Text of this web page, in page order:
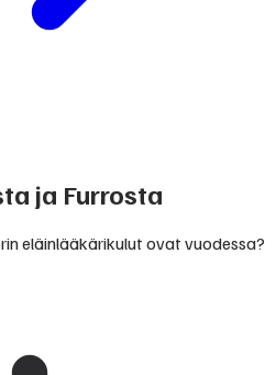
ja Furrosta
eläinlääkärikulut ovat vuodessa?